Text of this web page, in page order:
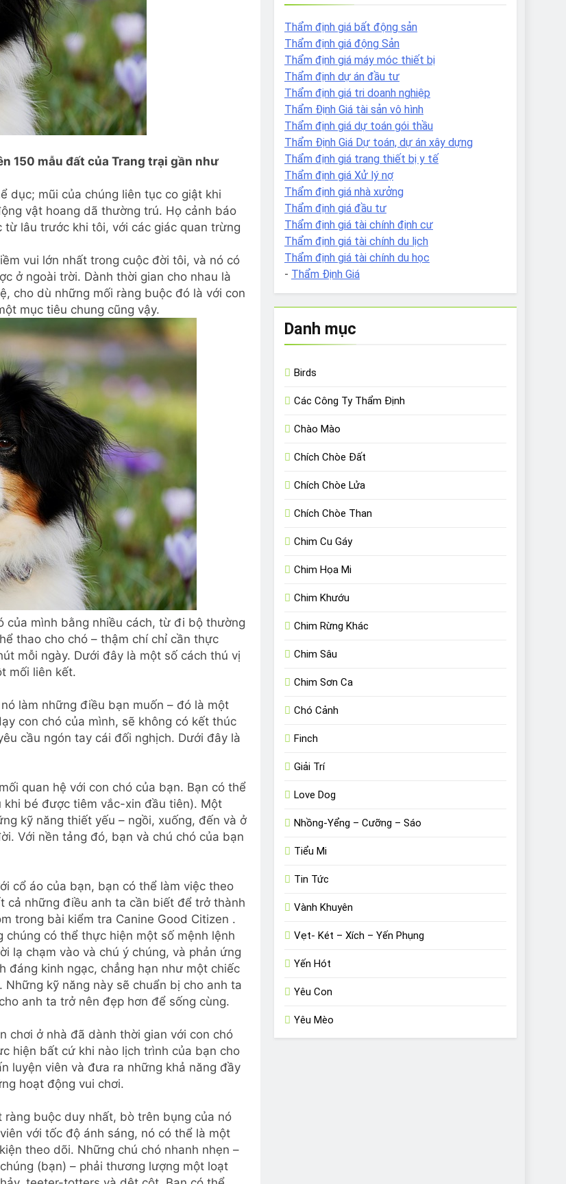
150 mẫu đất của Trang trại gần như
dục; mũi của chúng liên tục co giật khi
vật hoang dã thường trú. Họ cảnh báo
lâu trước khi tôi, với các giác quan trừng
vui lớn nhất trong cuộc đời tôi, và nó có
ở ngoài trời. Dành thời gian cho nhau là
cho dù những mối ràng buộc đó là với con
mục tiêu chung cũng vậy.
của mình bằng nhiều cách, từ đi bộ thường
thao cho chó – thậm chí chỉ cần thực
mỗi ngày. Dưới đây là một số cách thú vị
mối liên kết.
làm những điều bạn muốn – đó là một
con chó của mình, sẽ không có kết thúc
cầu ngón tay cái đối nghịch. Dưới đây là
quan hệ với con chó của bạn. Bạn có thể
bé được tiêm vắc-xin đầu tiên). Một
kỹ năng thiết yếu – ngồi, xuống, đến và ở
Với nền tảng đó, bạn và chú chó của bạn
cổ áo của bạn, bạn có thể làm việc theo
cả những điều anh ta cần biết để trở thành
trong bài kiểm tra Canine Good Citizen .
có thể thực hiện một số mệnh lệnh
lạ chạm vào và chú ý chúng, và phản ứng
đáng kinh ngạc, chẳng hạn như một chiếc
kỹ năng này sẽ chuẩn bị cho anh ta
anh ta trở nên đẹp hơn để sống cùng.
chơi ở nhà đã dành thời gian với con chó
hiện bất cứ khi nào lịch trình của bạn cho
luyện viên và đưa ra những khả năng đầy
hoạt động vui chơi.
buộc duy nhất, bò trên bụng của nó
với tốc độ ánh sáng, nó có thể là một
theo dõi. Những chú chó nhanh nhẹn –
(bạn) – phải thương lượng một loạt
Thẩm định giá bất động sản
Thẩm định giá động Sản
Thẩm định giá máy móc thiết bị
Thẩm định dự án đầu tư
Thẩm định giá tri doanh nghiệp
Thẩm Định Giá tài sản vô hình
Thẩm định giá dự toán gói thầu
Thẩm Định Giá Dự toán, dự án xây dựng
Thẩm định giá trang thiết bị y tế
Thẩm định giá Xử lý nợ
Thẩm định giá nhà xưởng
Thẩm định giá đầu tư
Thẩm định giá tài chính định cư
Thẩm định giá tài chính du lịch
Thẩm định giá tài chính du học
- Thẩm Định Giá
Danh mục
Birds
Các Công Ty Thẩm Định
Chào Mào
Chích Chòe Đất
Chích Chòe Lửa
Chích Chòe Than
Chim Cu Gáy
Chim Họa Mi
Chim Khướu
Chim Rừng Khác
Chim Sâu
Chim Sơn Ca
Chó Cảnh
Finch
Giải Trí
Love Dog
Nhồng-Yểng – Cưỡng – Sáo
Tiểu Mi
Tin Tức
Vành Khuyên
Vẹt- Két – Xích – Yến Phụng
Yến Hót
Yêu Con
Yêu Mèo